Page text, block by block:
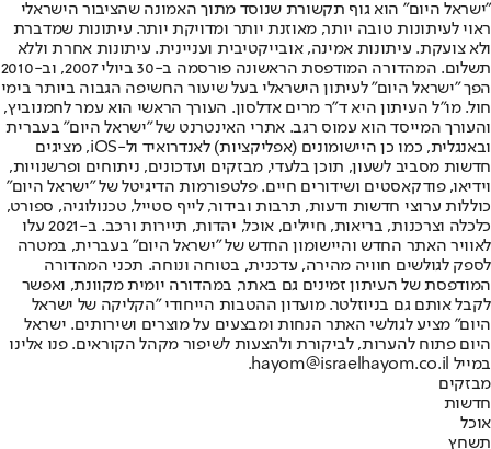
"ישראל היום" הוא גוף תקשורת שנוסד מתוך האמונה שהציבור הישראלי
ראוי לעיתונות טובה יותר, מאוזנת יותר ומדויקת יותר. עיתונות שמדברת
ולא צועקת. עיתונות אמינה, אובייקטיבית ועניינית. עיתונות אחרת וללא
תשלום. המהדורה המודפסת הראשונה פורסמה ב-30 ביולי 2007, וב-2010
הפך "ישראל היום" לעיתון הישראלי בעל שיעור החשיפה הגבוה ביותר בימי
חול. מו"ל העיתון היא ד"ר מרים אדלסון. העורך הראשי הוא עמר לחמנוביץ,
והעורך המייסד הוא עמוס רגב. אתרי האינטרנט של "ישראל היום" בעברית
ובאנגלית, כמו כן היישומונים (אפליקציות) לאנדרואיד ול-iOS, מציגים
חדשות מסביב לשעון, תוכן בלעדי, מבזקים ועדכונים, ניתוחים ופרשנויות,
וידיאו, פודקאסטים ושידורים חיים. פלטפורמות הדיגיטל של "ישראל היום"
כוללות ערוצי חדשות ודעות, תרבות ובידור, לייף סטייל, טכנולוגיה, ספורט,
כלכלה וצרכנות, בריאות, חיילים, אוכל, יהדות, תיירות ורכב. ב-2021 עלו
לאוויר האתר החדש והיישומון החדש של "ישראל היום" בעברית, במטרה
לספק לגולשים חוויה מהירה, עדכנית, בטוחה ונוחה. תכני המהדורה
המודפסת של העיתון זמינים גם באתר, במהדורה יומית מקוונת, ואפשר
לקבל אותם גם בניוזלטר. מועדון ההטבות הייחודי "הקליקה של ישראל
היום" מציע לגולשי האתר הנחות ומבצעים על מוצרים ושירותים. ישראל
היום פתוח להערות, לביקורת ולהצעות לשיפור מקהל הקוראים. פנו אלינו
במייל hayom@israelhayom.co.il.
מבזקים
חדשות
אוכל
תשחץ